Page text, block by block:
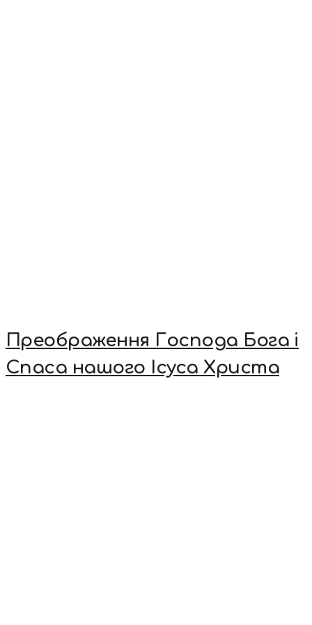
Преображення Господа Бога і
Спаса нашого Ісуса Христа